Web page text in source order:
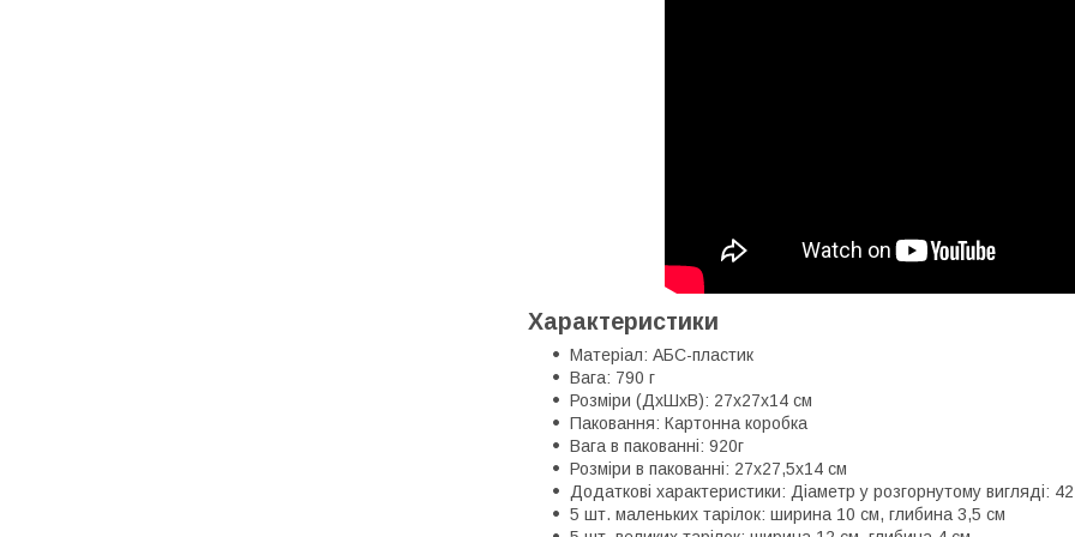
Характеристики
Матеріал: АБС-пластик
Вага: 790 г
Розміри (ДхШхВ): 27х27х14 см
Паковання: Картонна коробка
Вага в пакованні: 920г
Розміри в пакованні: 27х27,5х14 см
Додаткові характеристики: Діаметр у розгорнутому вигляді:
5 шт. маленьких тарілок: ширина 10 см, глибина 3,5 см